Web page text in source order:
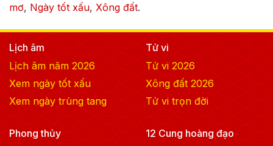
mơ, Ngày tốt xấu, Xông đất.
Lịch âm
Lịch âm năm 2026
Xem ngày tốt xấu
Xem ngày trùng tang
Tử vi
Tử vi 2026
Xông đất 2026
Tử vi trọn đời
Phong thủy
12 Cung hoàng đạo